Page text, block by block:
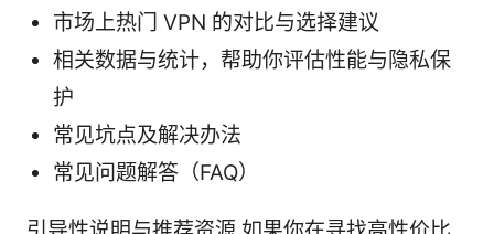
市场上热门 VPN 的对比与选择建议
相关数据与统计，帮助你评估性能与隐私保
护
常见坑点及解决办法
常见问题解答（FAQ）